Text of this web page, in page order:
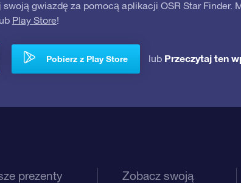
gwiazdę za pomocą aplikacji OSR Star Finder.
Play Store!
Pobierz z Play Store lub Przeczytaj ten
prezenty
Zobacz swoją